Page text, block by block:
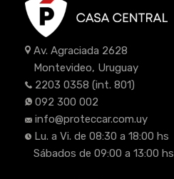
Av. Agraciada 2628
Montevideo, Uruguay
2203 0358 (int. 801)
092 300 002
info@proteccar.com.uy
Lu. a Vi. de 08:30 a 18:00 hs
Sábados de 09:00 a 13:00 hs